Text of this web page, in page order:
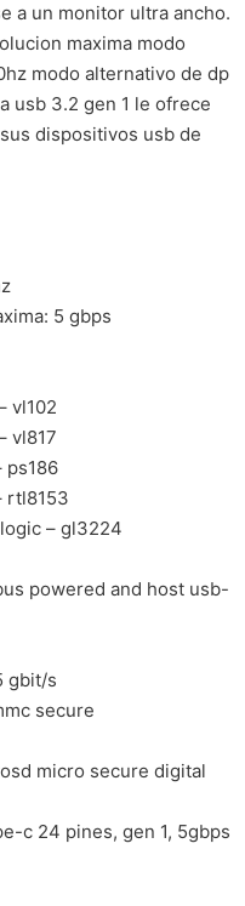
a un monitor ultra ancho.
maxima modo
modo alternativo de dp
usb 3.2 gen 1 le ofrece
dispositivos usb de
5 gbps
vl102
vl817
ps186
rtl8153
– gl3224
powered and host usb-
gbit/s
secure
micro secure digital
c 24 pines, gen 1, 5gbps